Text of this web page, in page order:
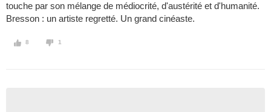
touche par son mélange de médiocrité, d'austérité et d'humanité.
Bresson : un artiste regretté. Un grand cinéaste.
8 1